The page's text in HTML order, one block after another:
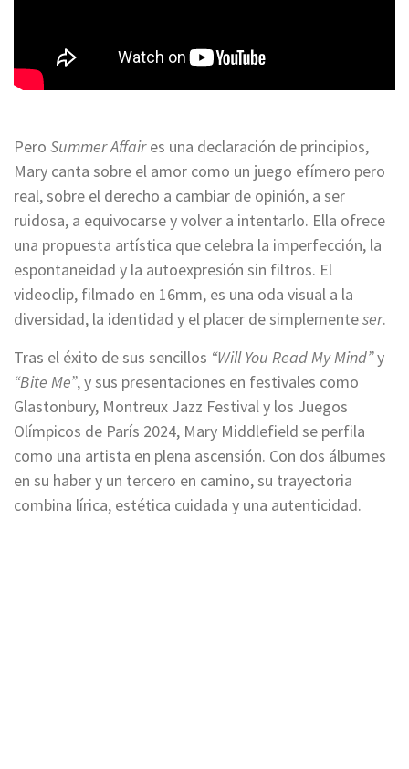
Pero Summer Affaires una declaración de principios,
Mary canta sobre el amor como un juego efímero pero
real, sobre el derecho a cambiar de opinión, a ser
ruidosa, a equivocarse y volver a intentarlo. Ella ofrece
una propuesta artística que celebra la imperfección, la
espontaneidad y la autoexpresión sin filtros. El
videoclip, filmado en 16mm, es una oda visual a la
diversidad, la identidad y el placer de simplementeser.
Tras el éxito de sus sencillos “Will You Read My Mind”y
“Bite Me”, y sus presentaciones en festivales como
Glastonbury, Montreux Jazz Festival y los Juegos
Olímpicos de París 2024, Mary Middlefield se perfila
como una artista en plena ascensión. Con dos álbumes
en su haber y un tercero en camino, su trayectoria
combina lírica, estética cuidada y una autenticidad.